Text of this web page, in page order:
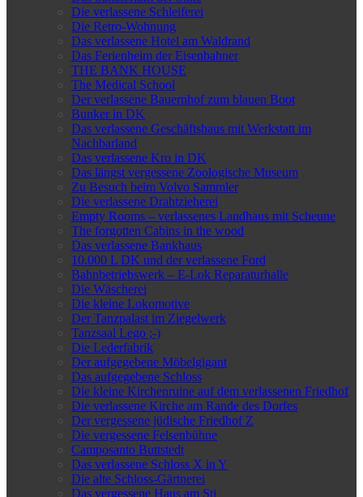
Die verlassene Schleiferei
Die Retro-Wohnung
Das verlassene Hotel am Waldrand
Das Ferienheim der Eisenbahner
THE BANK HOUSE
The Medical School
Der verlassene Bauernhof zum blauen Boot
Bunker in DK
Das verlassene Geschäftshaus mit Werkstatt im
Nachbarland
Das verlassene Kro in DK
Das längst vergessene Zoologische Museum
Zu Besuch beim Volvo Sammler
Die verlassene Drahtzieherei
Empty Rooms – verlassenes Landhaus mit Scheune
The forgotten Cabins in the wood
Das verlassene Bankhaus
10.000 L DK und der verlassene Ford
Bahnbetriebswerk – E-Lok Reparaturhalle
Die Wäscherei
Die kleine Lokomotive
Der Tanzpalast im Ziegelwerk
Tanzsaal Lego ;-)
Die Lederfabrik
Der aufgegebene Möbelgigant
Das aufgegebene Schloss
Die kleine Kirchenruine auf dem verlassenen Friedhof
Die verlassene Kirche am Rande des Dorfes
Der vergessene jüdische Friedhof Z
Die vergessene Felsenbühne
Camposanto Buttstedt
Das verlassene Schloss X in Y
Die alte Schloss-Gärtnerei
Das vergessene Haus am Sti